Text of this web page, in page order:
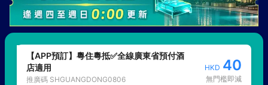
【APP預訂】粵住粵抵✅全線廣東省預付酒
店適用
推廣碼 SHGUANGDONG0806
HKD 40
無門檻即減